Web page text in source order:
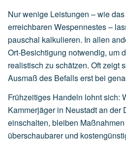
Nur wenige Leistungen – wie
erreichbaren Wespennestes –
pauschal kalkulieren. In allen
Ort-Besichtigung notwendig, um
realistisch zu schätzen. Oft zeigt
Ausmaß des Befalls erst bei
Frühzeitiges Handeln lohnt sich:
Kammerjäger in Neustadt an der
einschalten, bleiben
überschaubarer und